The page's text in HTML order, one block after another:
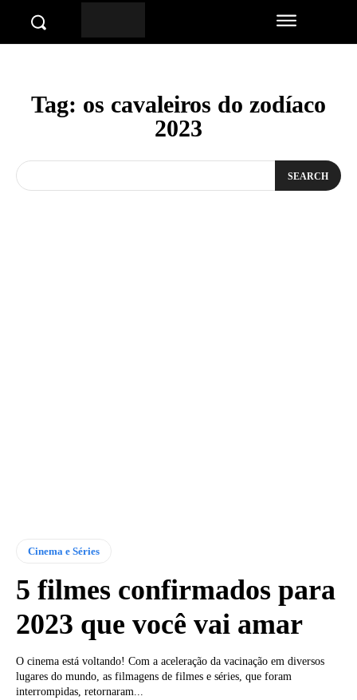
Tag: os cavaleiros do zodíaco
2023
SEARCH
Cinema e Séries
5 filmes confirmados para
2023 que você vai amar
O cinema está voltando! Com a aceleração da vacinação em diversos
lugares do mundo, as filmagens de filmes e séries, que foram
interrompidas, retornaram...